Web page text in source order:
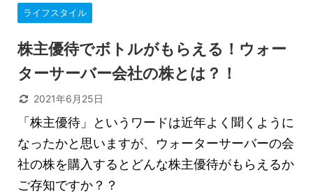
ライフスタイル
株主優待でボトルがもらえる！ウォー
ターサーバー会社の株とは？！
2021年6月25日
「株主優待」というワードは近年よく聞くように
なったかと思いますが、ウォーターサーバーの会
社の株を購入するとどんな株主優待がもらえるか
ご存知ですか？？